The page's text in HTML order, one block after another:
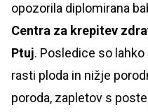
opozorila diplomirana
Centra za krepitev
Ptuj. Posledice so
rasti ploda in nižje
poroda, zapletov s